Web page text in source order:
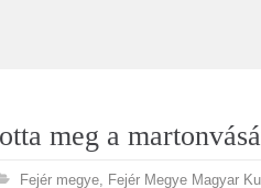
meg a
Fejér megye, Fejér Megye Magyar